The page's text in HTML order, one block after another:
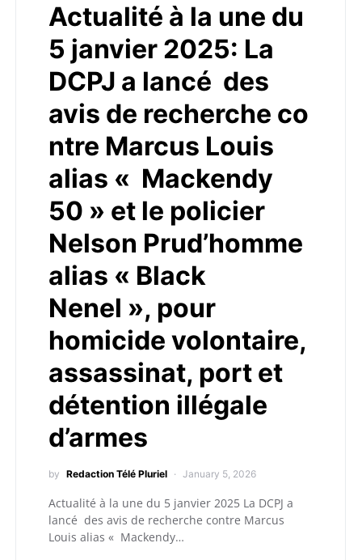
Actualité à la une du
5 janvier 2025: La
DCPJ a lancé des
avis de recherche co
ntre Marcus Louis
alias « Mackendy
50 » et le policier
Nelson Prud’homme
alias « Black
Nenel », pour
homicide volontaire,
assassinat, port et
détention illégale
d’armes
by Redaction Télé Pluriel January 5, 2026
Actualité à la une du 5 janvier 2025 La DCPJ a
lancé des avis de recherche contre Marcus
Louis alias « Mackendy…